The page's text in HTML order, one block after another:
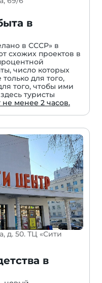
в
в СССР» в
схожих проектов в
число которых
для того,
того, чтобы ими
туристы
не менее 2 часов.
д. 50. ТЦ «Сити
в